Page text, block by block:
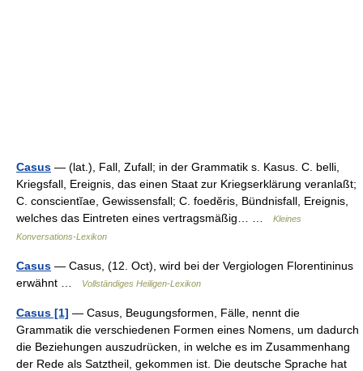
Casus — (lat.), Fall, Zufall; in der Grammatik s. Kasus. C. belli,
Kriegsfall, Ereignis, das einen Staat zur Kriegserklärung veranlaßt;
C. conscientĭae, Gewissensfall; C. foedĕris, Bündnisfall, Ereignis,
welches das Eintreten eines vertragsmäßig… …
Kleines
Konversations-Lexikon
Casus — Casus, (12. Oct), wird bei der Vergiologen Florentininus
erwähnt …
Vollständiges Heiligen-Lexikon
Casus [1] — Casus, Beugungsformen, Fälle, nennt die
Grammatik die verschiedenen Formen eines Nomens, um dadurch
die Beziehungen auszudrücken, in welche es im Zusammenhang
der Rede als Satztheil, gekommen ist. Die deutsche Sprache hat